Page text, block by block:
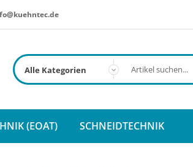
(EOAT) SCHNEIDTECHNIK